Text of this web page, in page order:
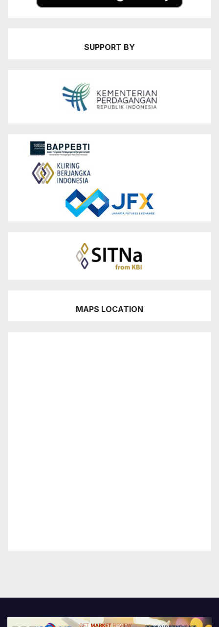
SUPPORT BY
MAPS LOCATION